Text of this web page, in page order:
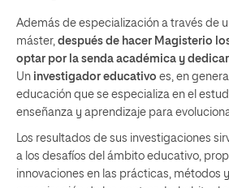
Además de especialización a través de
máster, después de hacer Magisterio
optar por la senda académica y
Un investigador educativo es, en
educación que se especializa en el
enseñanza y aprendizaje para
Los resultados de sus investigaciones
a los desafíos del ámbito educativo,
innovaciones en las prácticas, métodos